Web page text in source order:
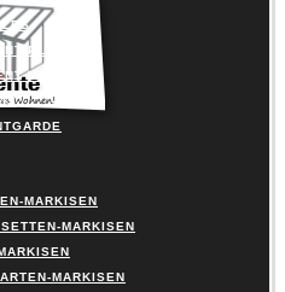
PLUS
VISION
MARKISEN
MARKISEN
MARKISEN